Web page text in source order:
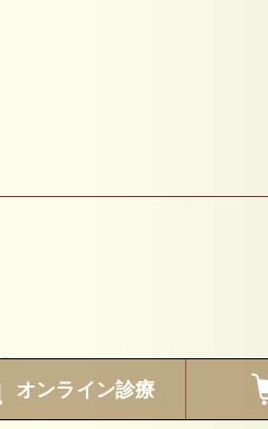
オンライン診療